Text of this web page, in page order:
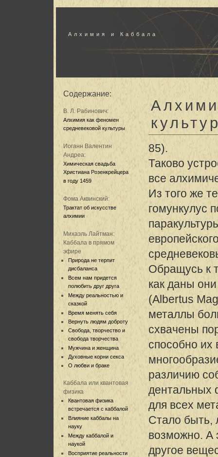
Алхимия и Каббала
Содержание:
В. Л. Рабинович:
Алхимия как феномен
средневековой культуры
Иоганн Валентин
Андреа:
Химическая свадьба
Христиана Розенкрейцера
в году 1459
Фома Аквинский:
Трактат об искусстве
алхимии
Михаэль Лайтман:
Каббала в прямом
эфире
Природа не терпит
дисбаланса
Всем нам придется
полюбить друг друга
Между реальностью и
сказкой
Время менять себя
Вернуть людям доброту
Свобода, творчество и
свобода творчества
Мужчина и женщина
Духовные корни секса
О любви и браке
Каббала или квантовая
физика
Квантовая физика
встречается с каббалой
Влияние каббалы на
науку
Между каббалой и
наукой
Восприятие реальности
85).
Таково
все
Из того же
гомункулус
Обращусь к
как даны
(Albertus
металлы
схвачены
способно их
различию
дентальных
для всех
Стало быть,
возможно. А
другое